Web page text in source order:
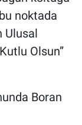
noktada
Ulusal
Olsun”
Boran